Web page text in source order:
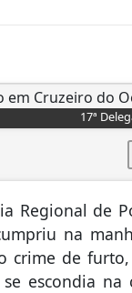
17ª
Regional de
na
crime de
escondia na